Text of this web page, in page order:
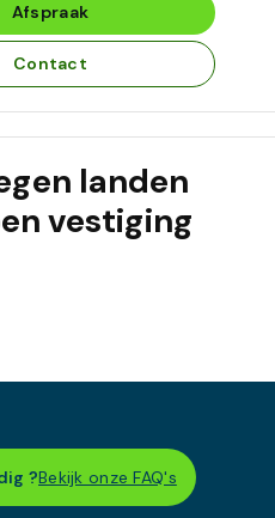
Afspraak
Contact
landen
vestiging
?Bekijk onze FAQ's